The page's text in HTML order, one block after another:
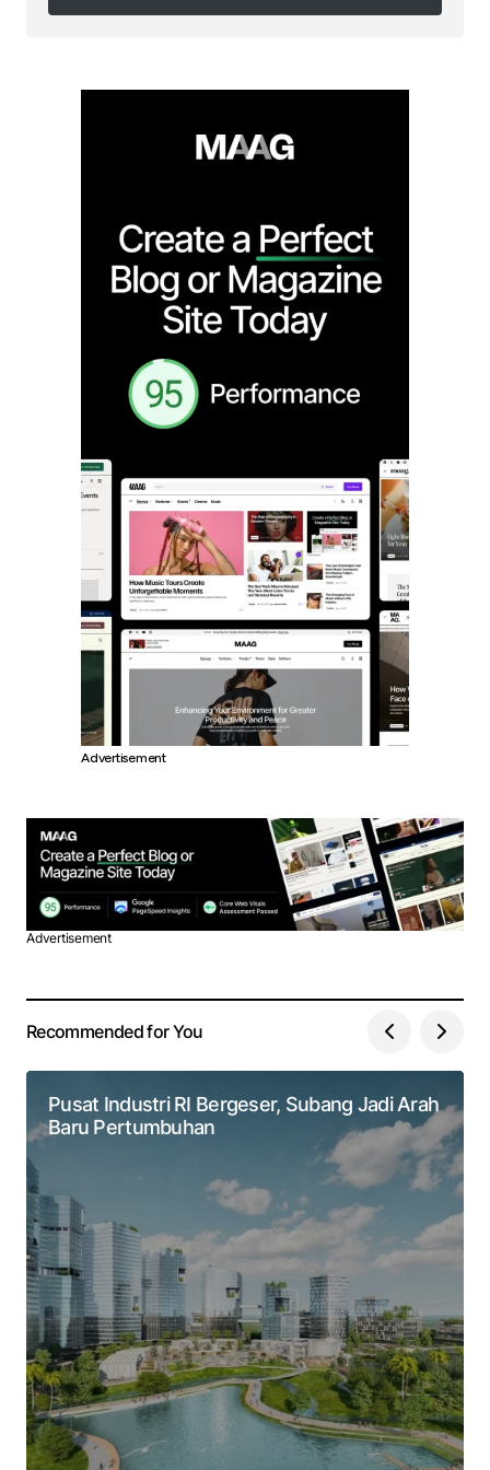
Follow on Instagram
Advertisement
Advertisement
Recommended for You
Pusat Industri RI Bergeser, Subang Jadi Arah
Baru Pertumbuhan